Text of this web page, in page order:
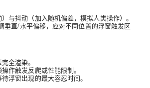
与抖动（加入随机偏差，模拟人类操作）。
垂直/水平偏移，应对不同位置的浮窗触发区
全渲染。
作触发反爬或性能限制。
浮窗出现的最大容忍时间。